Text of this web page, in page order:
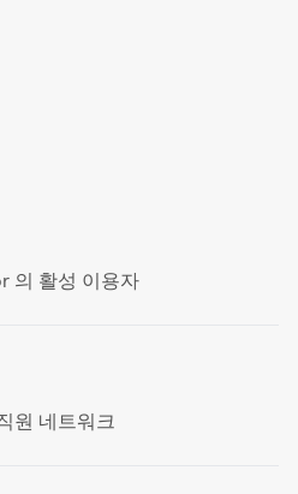
의 활성 이용자
원 네트워크